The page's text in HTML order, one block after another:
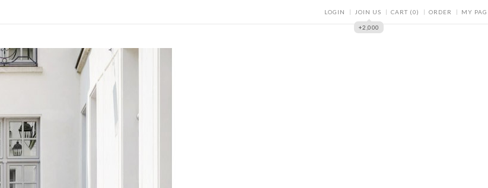
LOGIN JOIN US
+2,000
CART (0) ORDER MY